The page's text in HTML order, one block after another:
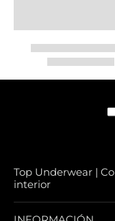
Top Underwear |
interior